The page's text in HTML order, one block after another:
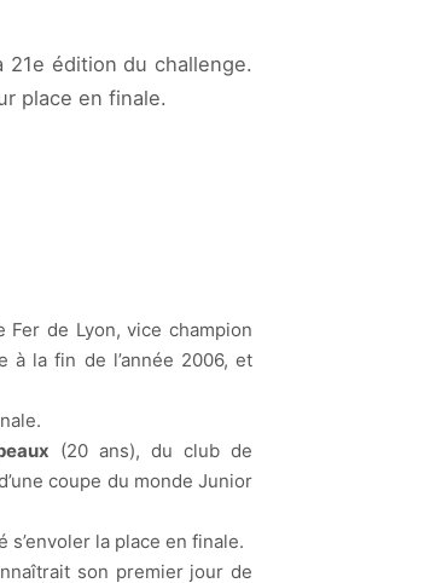
21e édition du challenge.
place en finale.
Fer de Lyon, vice champion
à la fin de l’année 2006, et
(20 ans), du club de
coupe du monde Junior
la place en finale.
son premier jour de